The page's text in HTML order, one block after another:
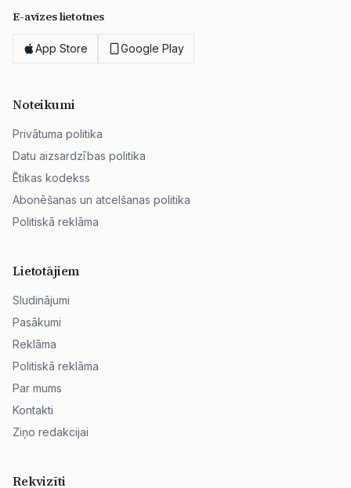
E-avīzes lietotnes
App Store Google Play
Noteikumi
Privātuma politika
Datu aizsardzības politika
Ētikas kodekss
Abonēšanas un atcelšanas politika
Politiskā reklāma
Lietotājiem
Sludinājumi
Pasākumi
Reklāma
Politiskā reklāma
Par mums
Kontakti
Ziņo redakcijai
Rekvizīti